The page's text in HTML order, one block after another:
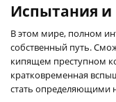
Испытания и
В этом мире, полном
собственный путь.
кипящем преступном
кратковременная
стать определяющими